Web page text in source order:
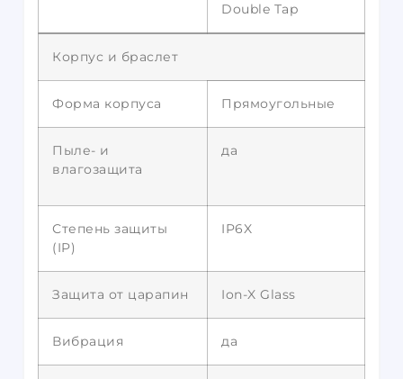
Double Tap
Корпус и браслет
Форма корпуса Прямоугольные
Пыле- и
влагозащита
да
Степень защиты
(IP)
IP6X
Защита от царапин Ion-X Glass
Вибрация да